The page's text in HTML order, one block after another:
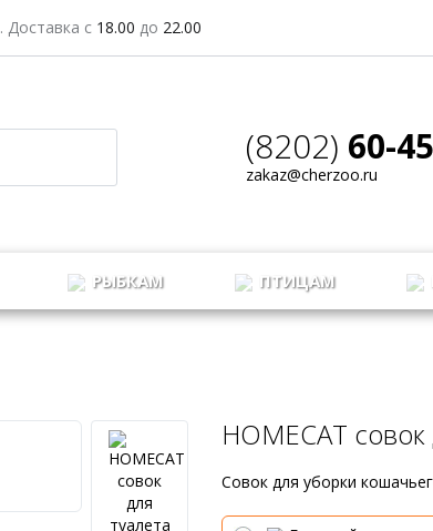
. Доставка с 18.00 до 22.00
(8202) 60-
zakaz@cherzoo.ru
РЫБКАМ ПТИЦАМ
HOMECAT совок
Совок для уборки